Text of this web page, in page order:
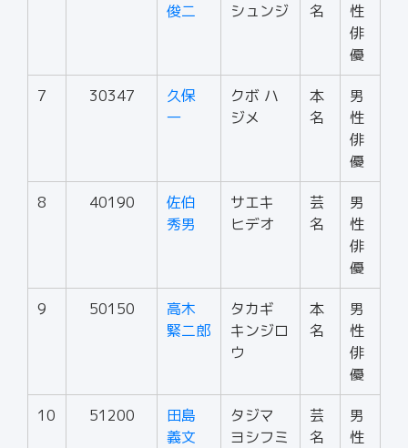
俊二
シュンジ
名
性
俳
優
7 30347
久保
一
クボ ハ
ジメ
本
名
男
性
俳
優
8 40190
佐伯
秀男
サエキ
ヒデオ
芸
名
男
性
俳
優
9 50150
高木
緊二郎
タカギ
キンジロ
ウ
本
名
男
性
俳
優
10 51200
田島
義文
タジマ
ヨシフミ
芸
名
男
性